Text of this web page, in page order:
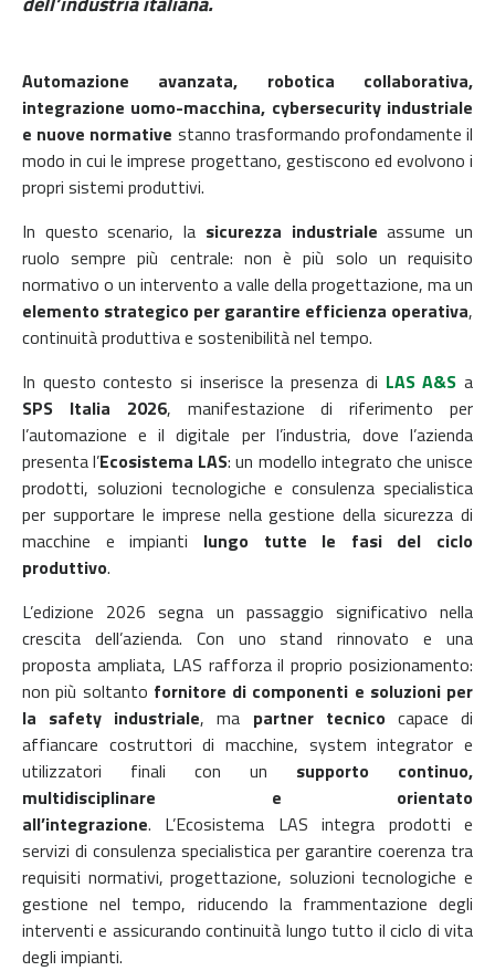
Automazione avanzata, robotica collaborativa,
integrazione uomo-macchina, cybersecurity industriale
e nuove normative stanno trasformando profondamente il
modo in cui le imprese progettano, gestiscono ed evolvono i
propri sistemi produttivi.
In questo scenario, la sicurezza industriale assume un
ruolo sempre più centrale: non è più solo un requisito
normativo o un intervento a valle della progettazione, ma un
elemento strategico per garantire efficienza operativa,
continuità produttiva e sostenibilità nel tempo.
In questo contesto si inserisce la presenza di LAS A&S a
SPS Italia 2026, manifestazione di riferimento per
l’automazione e il digitale per l’industria, dove l’azienda
presenta l’Ecosistema LAS: un modello integrato che unisce
prodotti, soluzioni tecnologiche e consulenza specialistica
per supportare le imprese nella gestione della sicurezza di
macchine e impianti lungo tutte le fasi del ciclo
produttivo.
L’edizione 2026 segna un passaggio significativo nella
crescita dell’azienda. Con uno stand rinnovato e una
proposta ampliata, LAS rafforza il proprio posizionamento:
non più soltanto fornitore di componenti e soluzioni per
la safety industriale, ma partner tecnicocapace di
affiancare costruttori di macchine, system integrator e
utilizzatori finali con un supporto continuo,
multidisciplinare e orientato
all’integrazione. L’Ecosistema LAS integra prodotti e
servizi di consulenza specialistica per garantire coerenza tra
requisiti normativi, progettazione, soluzioni tecnologiche e
gestione nel tempo, riducendo la frammentazione degli
interventi e assicurando continuità lungo tutto il ciclo di vita
degli impianti.